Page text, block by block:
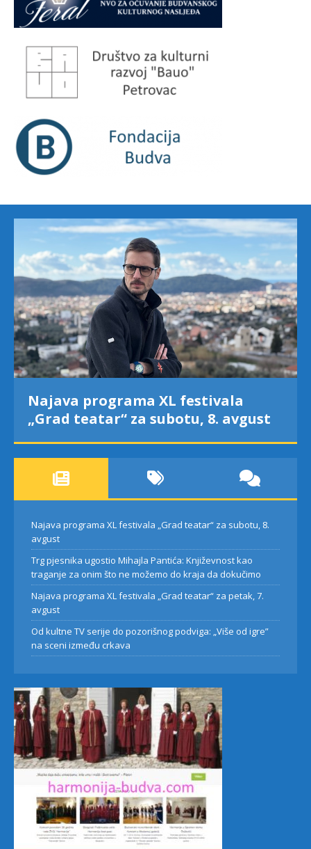
Najava programa XL festivala
„Grad teatar“ za subotu, 8. avgust
Najava programa XL festivala „Grad teatar“ za subotu, 8.
avgust
Trg pjesnika ugostio Mihajla Pantića: Književnost kao
traganje za onim što ne možemo do kraja da dokučimo
Najava programa XL festivala „Grad teatar“ za petak, 7.
avgust
Od kultne TV serije do pozorišnog podviga: „Više od igre”
na sceni između crkava